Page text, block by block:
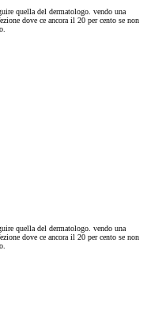
quella del dermatologo. vendo una
dove ce ancora il 20 per cento se non
quella del dermatologo. vendo una
dove ce ancora il 20 per cento se non